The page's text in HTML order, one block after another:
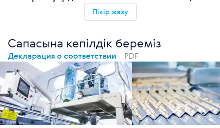
Пікір жазу
Сапасына кепілдік береміз
Декларация о соответствии PDF